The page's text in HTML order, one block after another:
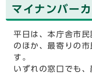
マイナンバー
平日は、本庁舎市
のほか、最寄りの
す。
いずれの窓口でも